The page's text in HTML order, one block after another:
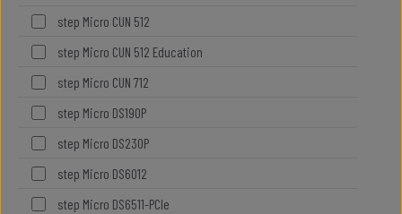
step Micro CUN 512
step Micro CUN 512 Education
step Micro CUN 712
step Micro DS190P
step Micro DS230P
step Micro DS6012
step Micro DS6511-PCIe